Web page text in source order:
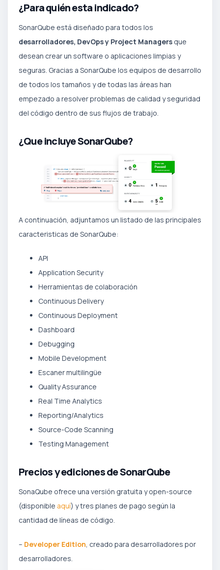
¿Para quién esta indicado?
SonarQube está diseñado para todos los
desarrolladores, DevOps y Project Managers que
desean crear un software o aplicaciones limpias y
seguras. Gracias a SonarQube los equipos de desarrollo
de todos los tamaños y de todas las áreas han
empezado a resolver problemas de calidad y seguridad
del código dentro de sus flujos de trabajo.
¿Que incluye SonarQube?
A continuación, adjuntamos un listado de las principales
caracteristicas de SonarQube:
API
Application Security
Herramientas de colaboración
Continuous Delivery
Continuous Deployment
Dashboard
Debugging
Mobile Development
Escaner multilingüe
Quality Assurance
Real Time Analytics
Reporting/Analytics
Source-Code Scanning
Testing Management
Precios y ediciones de SonarQube
SonaQube ofrece una versión gratuita y open-source
(disponible aquí) y tres planes de pago según la
cantidad de líneas de código.
– Developer Edition, creado para desarrolladores por
desarrolladores.